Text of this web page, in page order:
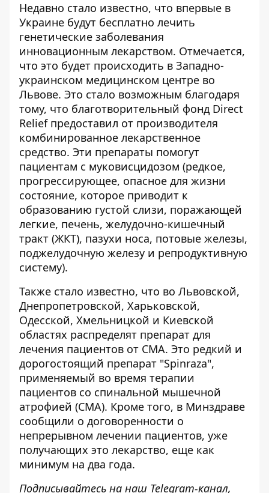
Недавно стало известно, что впервые в
Украине будут бесплатно лечить
генетические заболевания
инновационным лекарством. Отмечается,
что это будет происходить в Западно-
украинском медицинском центре во
Львове. Это стало возможным благодаря
тому, что благотворительный фонд Direct
Relief предоставил от производителя
комбинированное лекарственное
средство. Эти препараты помогут
пациентам с муковисцидозом (редкое,
прогрессирующее, опасное для жизни
состояние, которое приводит к
образованию густой слизи, поражающей
легкие, печень, желудочно-кишечный
тракт (ЖКТ), пазухи носа, потовые железы,
поджелудочную железу и репродуктивную
систему).
Также стало известно, что во Львовской,
Днепропетровской, Харьковской,
Одесской, Хмельницкой и Киевской
областях распределят препарат для
лечения пациентов от СМА. Это редкий и
дорогостоящий препарат "Spinraza",
применяемый во время терапии
пациентов со спинальной мышечной
атрофией (СМА). Кроме того, в Минздраве
сообщили о договоренности о
непрерывном лечении пациентов, уже
получающих это лекарство, еще как
минимум на два года.
Подписывайтесь на наш Telegram-канал,